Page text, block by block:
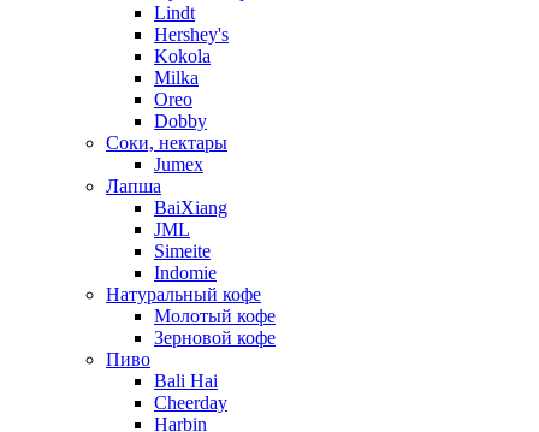
Lindt
Hershey's
Kokola
Milka
Oreo
Dobby
Соки, нектары
Jumex
Лапша
BaiXiang
JML
Simeite
Indomie
Натуральный кофе
Молотый кофе
Зерновой кофе
Пиво
Bali Hai
Cheerday
Harbin